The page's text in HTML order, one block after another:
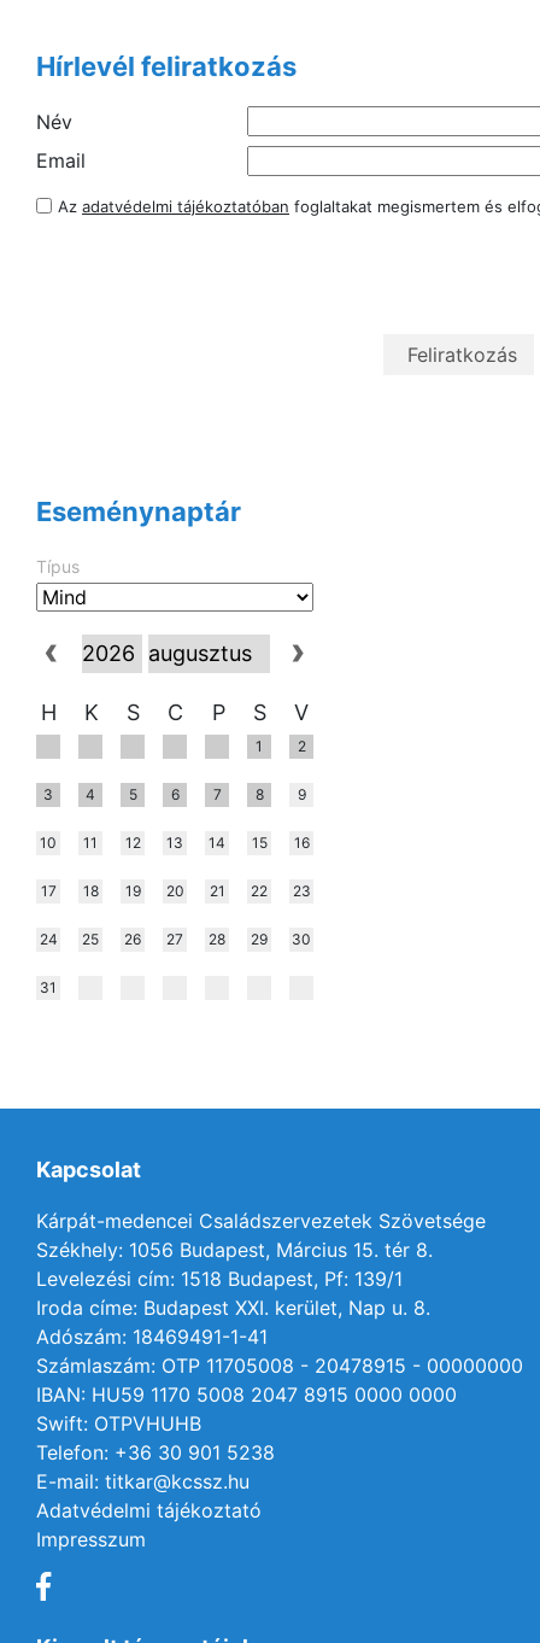
Hírlevél feliratkozás
Név
Email
Az adatvédelmi tájékoztatóban foglaltakat megismertem és
Eseménynaptár
Típus
H K S C P S V
1 2
3 4 5 6 7 8 9
10 11 12 13 14 15 16
17 18 19 20 21 22 23
24 25 26 27 28 29 30
31
Kapcsolat
Kárpát-medencei Családszervezetek Szövetsége
Székhely: 1056 Budapest, Március 15. tér 8.
Levelezési cím: 1518 Budapest, Pf: 139/1
Iroda címe: Budapest XXI. kerület, Nap u. 8.
Adószám: 18469491-1-41
Számlaszám: OTP 11705008 - 20478915 - 00000000
IBAN: HU59 1170 5008 2047 8915 0000 0000
Swift: OTPVHUHB
Telefon: +36 30 901 5238
E-mail: titkar@kcssz.hu
Adatvédelmi tájékoztató
Impresszum